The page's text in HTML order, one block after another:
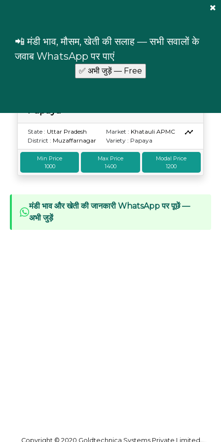
📲 मंडी भाव, मौसम, खेती की सलाह — सभी सवालों के
जवाब WhatsApp पर पाएं
Login
Papaya Uttar Pradesh Muzaffarnagar
Papaya prices in Muzaffarnagar, Uttar Pradesh
Papaya
State : Uttar Pradesh
District : Muzaffarnagar
Market : Khatauli APMC
Variety : Papaya
Min Price
1000
Max Price
1400
Modal Price
1200
मंडी भाव और खेती की जानकारी WhatsApp पर पूछें —
अभी जुड़ें
Copyright © 2020 Goldtechnica Systems Private Limited